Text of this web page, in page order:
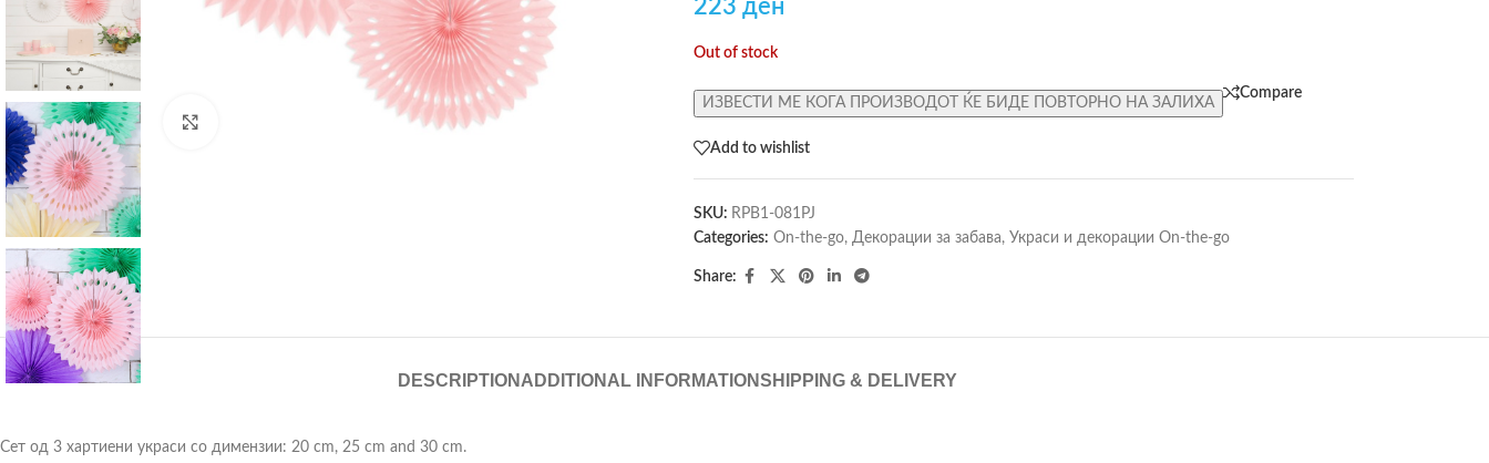
223 ден
Out of stock
ИЗВЕСТИ МЕ КОГА ПРОИЗВОДОТ ЌЕ БИДЕ ПОВТОРНО НА ЗАЛИХА
Compare
Add to wishlist
SKU: RPB1-081PJ
Categories: On-the-go, Декорации за забава, Украси и декорации On-the-go
Share:
DESCRIPTION ADDITIONAL INFORMATIONSHIPPING & DELIVERY
Сет од 3 хартиени украси со димензии: 20 cm, 25 cm and 30 cm.